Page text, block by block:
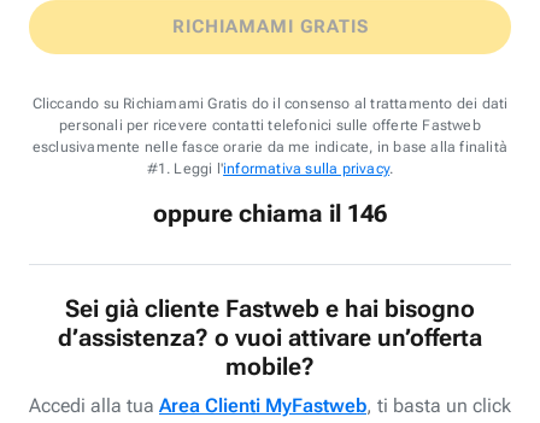
RICHIAMAMI GRATIS
Cliccando su Richiamami Gratis do il consenso al trattamento dei dati
personali per ricevere contatti telefonici sulle offerte Fastweb
esclusivamente nelle fasce orarie da me indicate, in base alla finalità
#1. Leggi l'informativa sulla privacy.
oppure chiama il 146
Sei già cliente Fastweb e hai bisogno
d’assistenza? o vuoi attivare un’offerta
mobile?
Accedi alla tua Area Clienti MyFastweb, ti basta un click